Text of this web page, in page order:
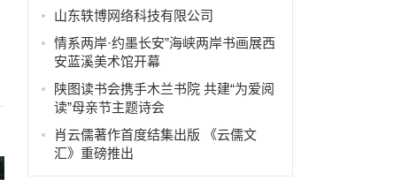
山东轶博网络科技有限公司
情系两岸·约墨长安”海峡两岸书画展西
安蓝溪美术馆开幕
陕图读书会携手木兰书院 共建“为爱阅
读”母亲节主题诗会
肖云儒著作首度结集出版 《云儒文
汇》重磅推出